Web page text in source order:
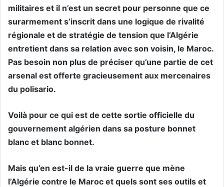
militaires et il n’est un secret pour personne que ce
surarmement s’inscrit dans une logique de rivalité
régionale et de stratégie de tension que l’Algérie
entretient dans sa relation avec son voisin, le Maroc.
Pas besoin non plus de préciser qu’une partie de cet
arsenal est offerte gracieusement aux mercenaires
du polisario.
Voilà pour ce qui est de cette sortie officielle du
gouvernement algérien dans sa posture bonnet
blanc et blanc bonnet.
Mais qu’en est-il de la vraie guerre que mène
l’Algérie contre le Maroc et quels sont ses outils et